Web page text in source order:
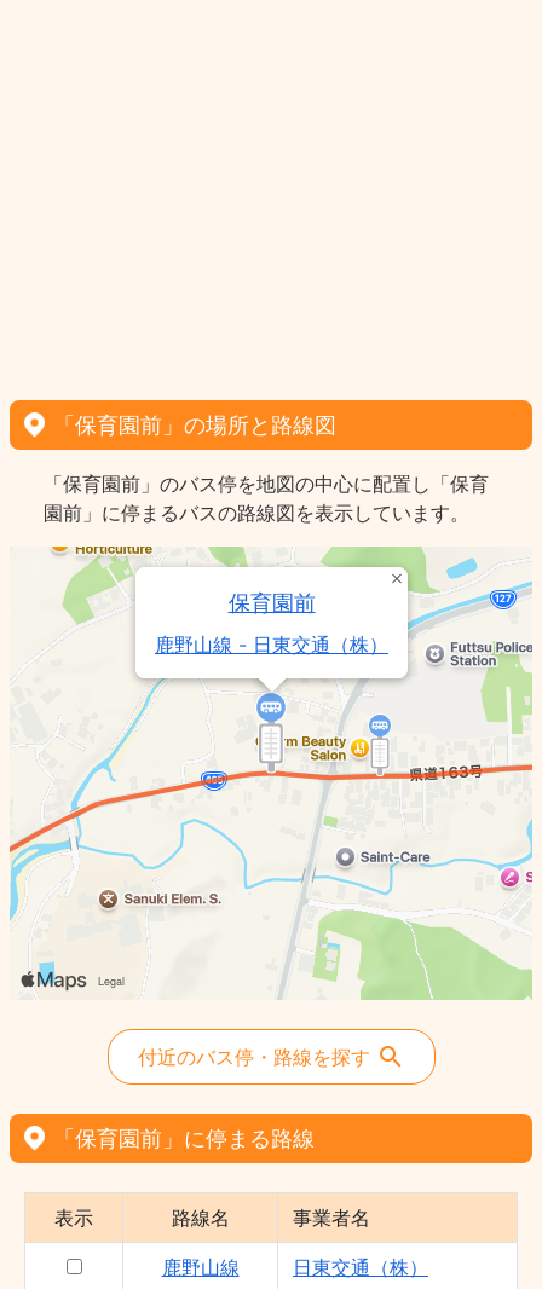
「保育園前」の場所と路線図
「保育園前」のバス停を地図の中心に配置し「保育
園前」に停まるバスの路線図を表示しています。
保育園前
鹿野山線 - 日東交通（株）
付近のバス停・路線を探す
「保育園前」に停まる路線
表示 路線名 事業者名
鹿野山線 日東交通（株）